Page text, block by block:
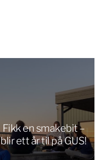
Fikk en smakebit –
blir ett år til på GUS!